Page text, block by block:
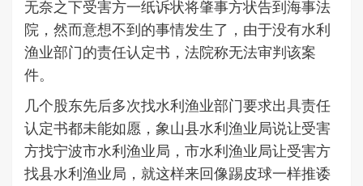
无奈之下受害方一纸诉状将肇事方状告到海事法
院，然而意想不到的事情发生了，由于没有水利
渔业部门的责任认定书，法院称无法审判该案
件。
几个股东先后多次找水利渔业部门要求出具责任
认定书都未能如愿，象山县水利渔业局说让受害
方找宁波市水利渔业局，市水利渔业局让受害方
找县水利渔业局，就这样来回像踢皮球一样推诿